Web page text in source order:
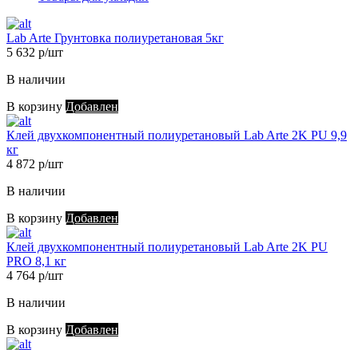
Lab Arte Грунтовка полиуретановая 5кг
5 632 р/шт
В наличии
В корзину Добавлен
Клей двухкомпонентный полиуретановый Lab Arte 2K PU 9,9
кг
4 872 р/шт
В наличии
В корзину Добавлен
Клей двухкомпонентный полиуретановый Lab Arte 2K PU
PRO 8,1 кг
4 764 р/шт
В наличии
В корзину Добавлен